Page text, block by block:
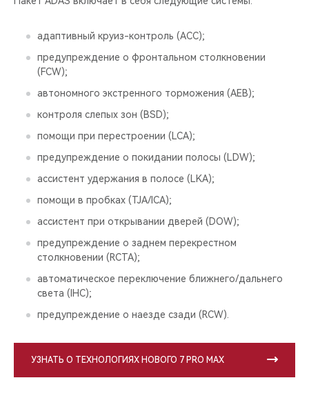
адаптивный круиз-контроль (ACC);
предупреждение о фронтальном столкновении
(FCW);
автономного экстренного торможения (AEB);
контроля слепых зон (BSD);
помощи при перестроении (LCA);
предупреждение о покидании полосы (LDW);
ассистент удержания в полосе (LKA);
помощи в пробках (TJA/ICA);
ассистент при открывании дверей (DOW);
предупреждение о заднем перекрестном
столкновении (RCTA);
автоматическое переключение ближнего/дальнего
света (IHC);
предупреждение о наезде сзади (RCW).
УЗНАТЬ О ТЕХНОЛОГИЯХ НОВОГО 7 PRO MAX